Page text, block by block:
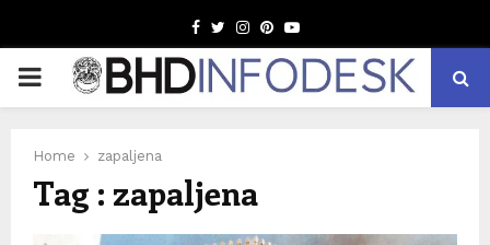
Facebook
TwitterInstagram
Pinterest
Youtube
PRIMARY
Home zapaljena
Tag : zapaljena